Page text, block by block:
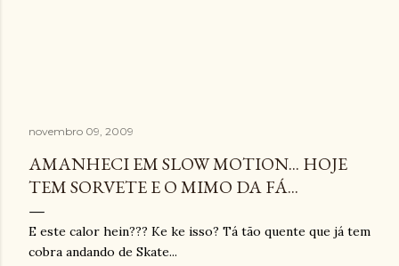
novembro 09, 2009
AMANHECI EM SLOW MOTION... HOJE
TEM SORVETE E O MIMO DA FÁ...
E este calor hein??? Ke ke isso? Tá tão quente que já tem
cobra andando de Skate...